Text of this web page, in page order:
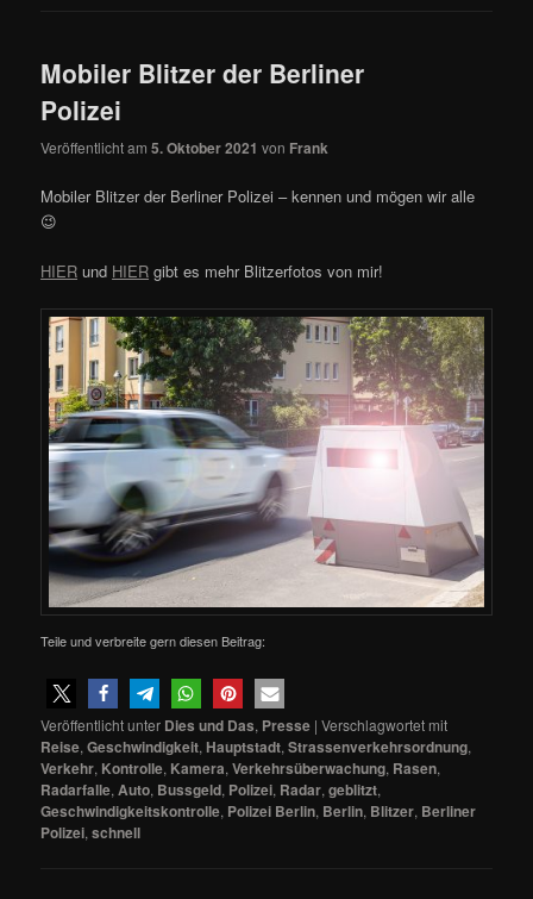
Mobiler Blitzer der Berliner
Polizei
Veröffentlicht am5. Oktober 2021 von Frank
Mobiler Blitzer der Berliner Polizei – kennen und mögen wir alle
😉
HIER und HIER gibt es mehr Blitzerfotos von mir!
Teile und verbreite gern diesen Beitrag:
Veröffentlicht unter Dies und Das, Presse |Verschlagwortet mit
Reise,Geschwindigkeit, Hauptstadt,Strassenverkehrsordnung,
Verkehr, Kontrolle, Kamera,Verkehrsüberwachung, Rasen,
Radarfalle, Auto, Bussgeld, Polizei, Radar,geblitzt,
Geschwindigkeitskontrolle, Polizei Berlin, Berlin, Blitzer, Berliner
Polizei,schnell